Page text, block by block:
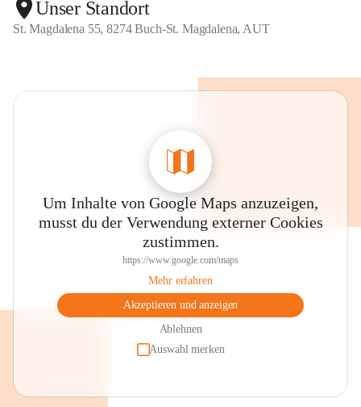
Unser Standort
St. Magdalena 55, 8274 Buch-St. Magdalena, AUT
Um Inhalte von Google Maps anzuzeigen,
musst du der Verwendung externer Cookies
zustimmen.
https://www.google.com/maps
Mehr erfahren
Akzeptieren und anzeigen
Ablehnen
Auswahl merken